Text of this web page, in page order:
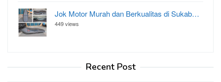
Jok Motor Murah dan Berkualitas di Sukab…
449 views
Recent Post